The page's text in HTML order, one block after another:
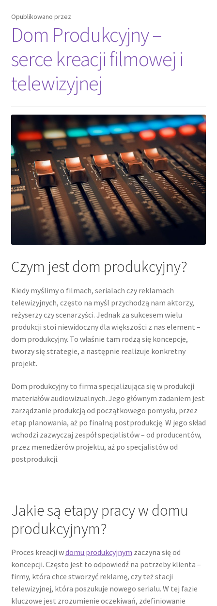
Opublikowano przez
Dom Produkcyjny –
serce kreacji filmowej i
telewizyjnej
Czym jest dom produkcyjny?
Kiedy myślimy o filmach, serialach czy reklamach
telewizyjnych, często na myśl przychodzą nam aktorzy,
reżyserzy czy scenarzyści. Jednak za sukcesem wielu
produkcji stoi niewidoczny dla większości z nas element –
dom produkcyjny. To właśnie tam rodzą się koncepcje,
tworzy się strategie, a następnie realizuje konkretny
projekt.
Dom produkcyjny to firma specjalizująca się w produkcji
materiałów audiowizualnych. Jego głównym zadaniem jest
zarządzanie produkcją od początkowego pomysłu, przez
etap planowania, aż po finalną postprodukcję. W jego skład
wchodzi zazwyczaj zespół specjalistów – od producentów,
przez menedżerów projektu, aż po specjalistów od
postprodukcji.
Jakie są etapy pracy w domu
produkcyjnym?
Proces kreacji wdomu produkcyjnym zaczyna się od
koncepcji. Często jest to odpowiedź na potrzeby klienta –
firmy, która chce stworzyć reklamę, czy też stacji
telewizyjnej, która poszukuje nowego serialu. W tej fazie
kluczowe jest zrozumienie oczekiwań, zdefiniowanie